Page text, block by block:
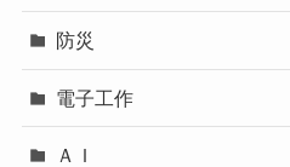
防災
電子工作
ＡＩ